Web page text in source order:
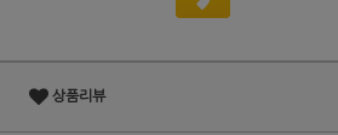
상품리뷰